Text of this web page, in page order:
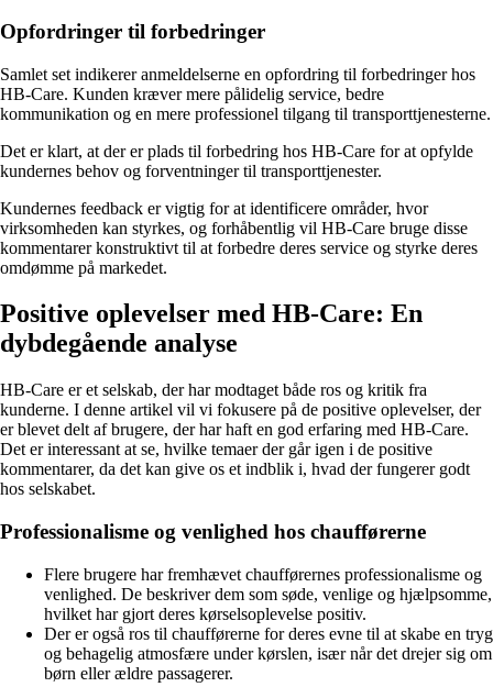
Opfordringer til forbedringer
Samlet set indikerer anmeldelserne en opfordring til forbedringer hos
HB-Care. Kunden kræver mere pålidelig service, bedre
kommunikation og en mere professionel tilgang til transporttjenesterne.
Det er klart, at der er plads til forbedring hos HB-Care for at opfylde
kundernes behov og forventninger til transporttjenester.
Kundernes feedback er vigtig for at identificere områder, hvor
virksomheden kan styrkes, og forhåbentlig vil HB-Care bruge disse
kommentarer konstruktivt til at forbedre deres service og styrke deres
omdømme på markedet.
Positive oplevelser med HB-Care: En
dybdegående analyse
HB-Care er et selskab, der har modtaget både ros og kritik fra
kunderne. I denne artikel vil vi fokusere på de positive oplevelser, der
er blevet delt af brugere, der har haft en god erfaring med HB-Care.
Det er interessant at se, hvilke temaer der går igen i de positive
kommentarer, da det kan give os et indblik i, hvad der fungerer godt
hos selskabet.
Professionalisme og venlighed hos chaufførerne
Flere brugere har fremhævet chaufførernes professionalisme og
venlighed. De beskriver dem som søde, venlige og hjælpsomme,
hvilket har gjort deres kørselsoplevelse positiv.
Der er også ros til chaufførerne for deres evne til at skabe en tryg
og behagelig atmosfære under kørslen, især når det drejer sig om
børn eller ældre passagerer.